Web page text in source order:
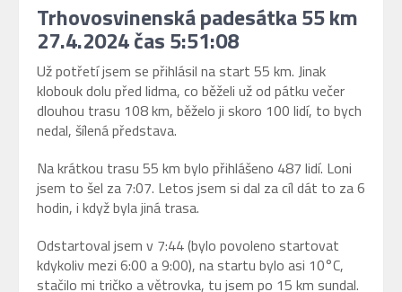
Trhovosvinenská padesátka 55 km
27.4.2024 čas 5:51:08
Už potřetí jsem se přihlásil na start 55 km. Jinak
klobouk dolu před lidma, co běželi už od pátku večer
dlouhou trasu 108 km, běželo ji skoro 100 lidí, to bych
nedal, šílená představa.
Na krátkou trasu 55 km bylo přihlášeno 487 lidí. Loni
jsem to šel za 7:07. Letos jsem si dal za cíl dát to za 6
hodin, i když byla jiná trasa.
Odstartoval jsem v 7:44 (bylo povoleno startovat
kdykoliv mezi 6:00 a 9:00), na startu bylo asi 10°C,
stačilo mi tričko a větrovka, tu jsem po 15 km sundal.